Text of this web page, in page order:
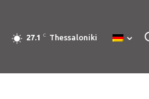
27.1 C Thessaloniki